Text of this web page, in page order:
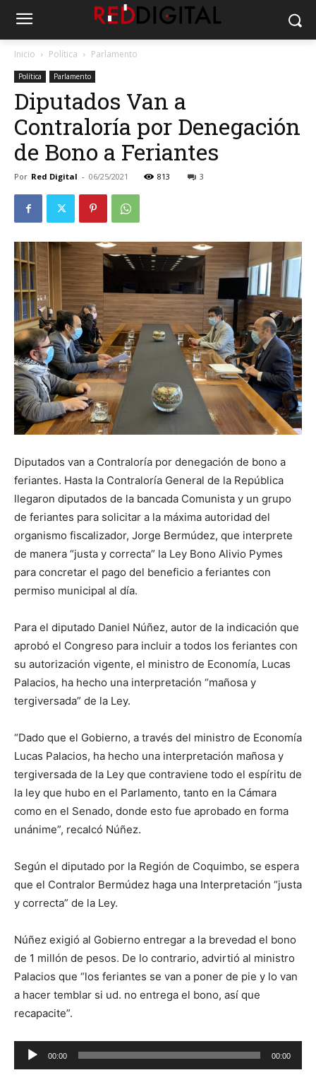
Inicio Política Parlamento
Política Parlamento
Diputados Van a
Contraloría por Denegación
de Bono a Feriantes
Por Red Digital - 06/25/2021 813 3
Diputados van a Contraloría por denegación de bono a
feriantes. Hasta la Contraloría General de la República
llegaron diputados de la bancada Comunista y un grupo
de feriantes para solicitar a la máxima autoridad del
organismo fiscalizador, Jorge Bermúdez, que interprete
de manera “justa y correcta” la Ley Bono Alivio Pymes
para concretar el pago del beneficio a feriantes con
permiso municipal al día.
Para el diputado Daniel Núñez, autor de la indicación que
aprobó el Congreso para incluir a todos los feriantes con
su autorización vigente, el ministro de Economía, Lucas
Palacios, ha hecho una interpretación “mañosa y
tergiversada” de la Ley.
“Dado que el Gobierno, a través del ministro de Economía
Lucas Palacios, ha hecho una interpretación mañosa y
tergiversada de la Ley que contraviene todo el espíritu de
la ley que hubo en el Parlamento, tanto en la Cámara
como en el Senado, donde esto fue aprobado en forma
unánime”, recalcó Núñez.
Según el diputado por la Región de Coquimbo, se espera
que el Contralor Bermúdez haga una Interpretación “justa
y correcta” de la Ley.
Núñez exigió al Gobierno entregar a la brevedad el bono
de 1 millón de pesos. De lo contrario, advirtió al ministro
Palacios que “los feriantes se van a poner de pie y lo van
a hacer temblar si ud. no entrega el bono, así que
recapacite”.
Reproductor
de
00:00 00:00